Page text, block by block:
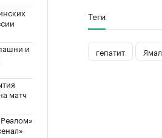
и
матч
Теги
гепатит